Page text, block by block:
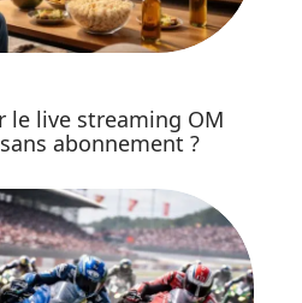
le live streaming OM
abonnement ?